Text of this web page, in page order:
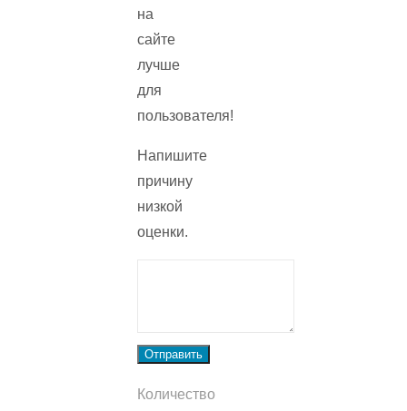
на
сайте
лучше
для
пользователя!
Напишите
причину
низкой
оценки.
Отправить
Количество